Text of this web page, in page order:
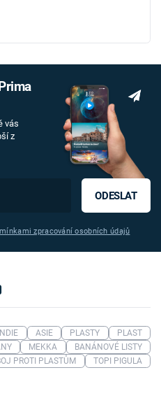
vás
z
ODESLAT
zpracování osobních údajů
INDIE ASIE PLASTY
PLAST
MEKKA
BANÁNOVÉ LISTY
PROTI PLASTŮM TOPI PIGULA